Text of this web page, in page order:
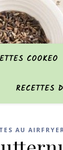
COOKEO
RECETTES
AU